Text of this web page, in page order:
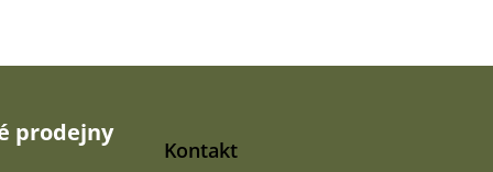
prodejny
Kontakt